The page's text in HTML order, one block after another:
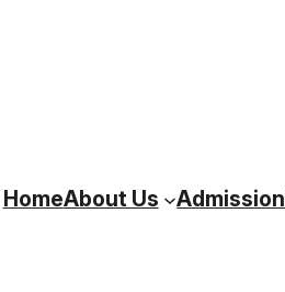
HomeAbout Us Admission